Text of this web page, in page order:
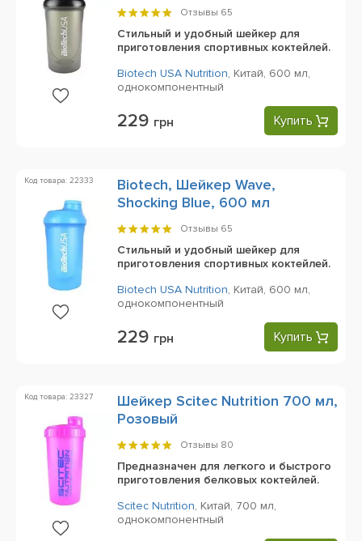
Отзывы 65
Стильный и удобный шейкер для
приготовления спортивных коктейлей.
Biotech USA Nutrition, Китай, 600 мл,
однокомпонентный
229 грн Купить
Код товара: 22333
Biotech, Шейкер Wave,
Shocking Blue, 600 мл
Отзывы 65
Стильный и удобный шейкер для
приготовления спортивных коктейлей.
Biotech USA Nutrition, Китай, 600 мл,
однокомпонентный
229 грн Купить
Код товара: 23327
Шейкер Scitec Nutrition 700 мл,
Розовый
Отзывы 80
Предназначен для легкого и быстрого
приготовления белковых коктейлей.
Scitec Nutrition, Китай, 700 мл,
однокомпонентный